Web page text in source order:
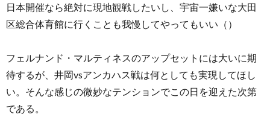
日本開催なら絶対に現地観戦したいし、宇宙一嫌いな大田
区総合体育館に行くことも我慢してやってもいい（）
フェルナンド・マルティネスのアップセットには大いに期
待するが、井岡vsアンカハス戦は何としても実現してほし
い。そんな感じの微妙なテンションでこの日を迎えた次第
である。